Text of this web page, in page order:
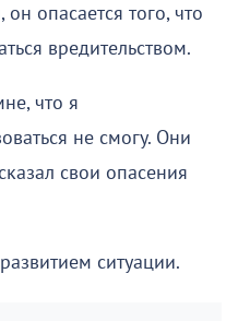
опасается того, что
вредительством.
что я
не смогу. Они
свои опасения
ситуации.